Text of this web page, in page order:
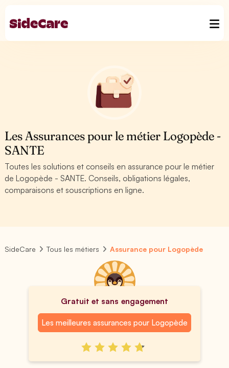
Les Assurances pour le métier Logopède -
SANTE
Toutes les solutions et conseils en assurance pour le métier
de Logopède - SANTE. Conseils, obligations légales,
comparaisons et souscriptions en ligne.
SideCare Tous les métiers Assurance pour Logopède
Gratuit et sans engagement
Les meilleures assurances pour Logopède